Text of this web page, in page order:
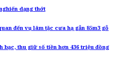
dạng thớt
đến vụ lâm tặc cưa hạ gẫn 85m3 gỗ
bạc, thu giữ số tiền hơn 436 triệu đồng